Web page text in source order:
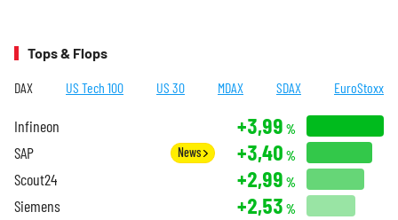
Tops & Flops
DAX US Tech 100 US 30 MDAX SDAX EuroStoxx
Infineon +3,99 %
SAP News +3,40 %
Scout24 +2,99 %
Siemens +2,53 %